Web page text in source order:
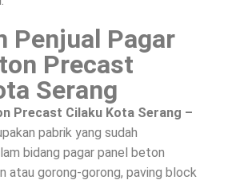
Penjual Pagar
Precast
Serang
Precast Cilaku Kota Serang –
pabrik yang sudah
bidang pagar panel beton
atau gorong-gorong, paving block